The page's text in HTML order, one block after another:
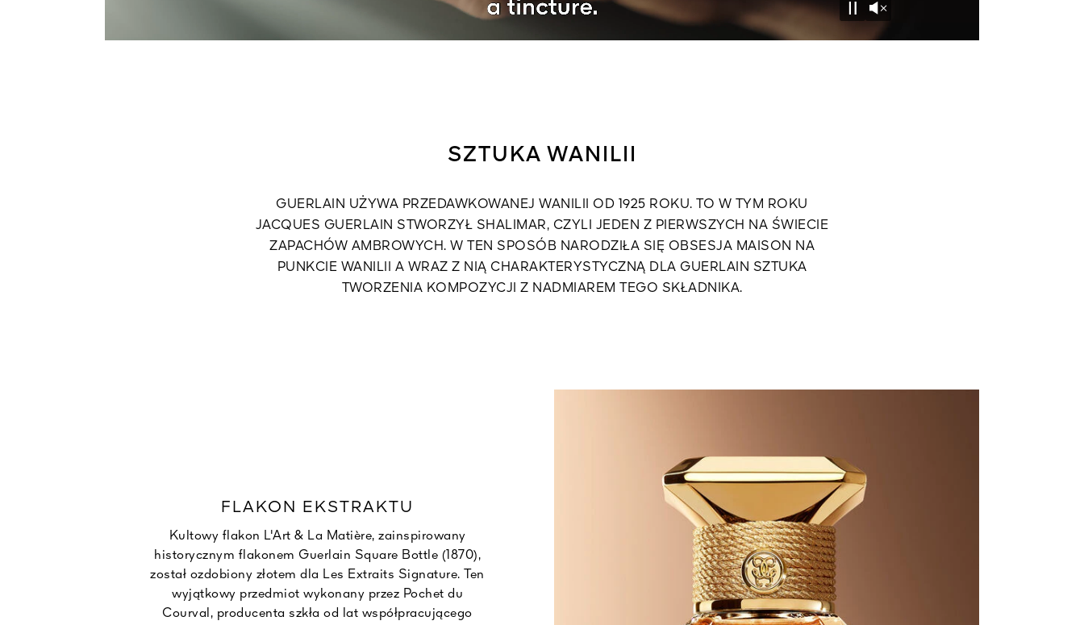
Pause
Unmute
SZTUKA WANILII
GUERLAIN UŻYWA PRZEDAWKOWANEJ WANILII OD 1925 ROKU. TO W TYM ROKU
JACQUES GUERLAIN STWORZYŁ SHALIMAR, CZYLI JEDEN Z PIERWSZYCH NA ŚWIECIE
ZAPACHÓW AMBROWYCH. W TEN SPOSÓB NARODZIŁA SIĘ OBSESJA MAISON NA
PUNKCIE WANILII A WRAZ Z NIĄ CHARAKTERYSTYCZNĄ DLA GUERLAIN SZTUKA
TWORZENIA KOMPOZYCJI Z NADMIAREM TEGO SKŁADNIKA.
FLAKON EKSTRAKTU
Kultowy flakon L'Art & La Matière, zainspirowany
historycznym flakonem Guerlain Square Bottle (1870),
został ozdobiony złotem dla Les Extraits Signature. Ten
wyjątkowy przedmiot wykonany przez Pochet du
Courval, producenta szkła od lat współpracującego